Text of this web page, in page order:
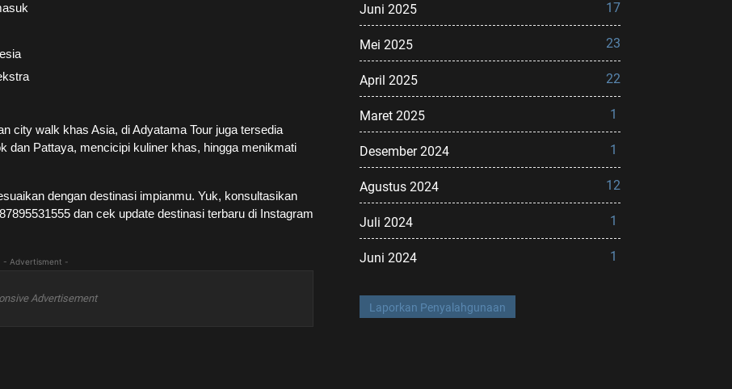
city walk khas Asia, di Adyatama Tour juga tersedia
dan Pattaya, mencicipi kuliner khas, hingga menikmati
dengan destinasi impianmu. Yuk, konsultasikan
dan cek update destinasi terbaru di Instagram
- Advertisment -
Advertisement
Juni 2025 17
Mei 2025 23
April 2025 22
Maret 2025 1
Desember 2024 1
Agustus 2024 12
Juli 2024 1
Juni 2024 1
Laporkan Penyalahgunaan